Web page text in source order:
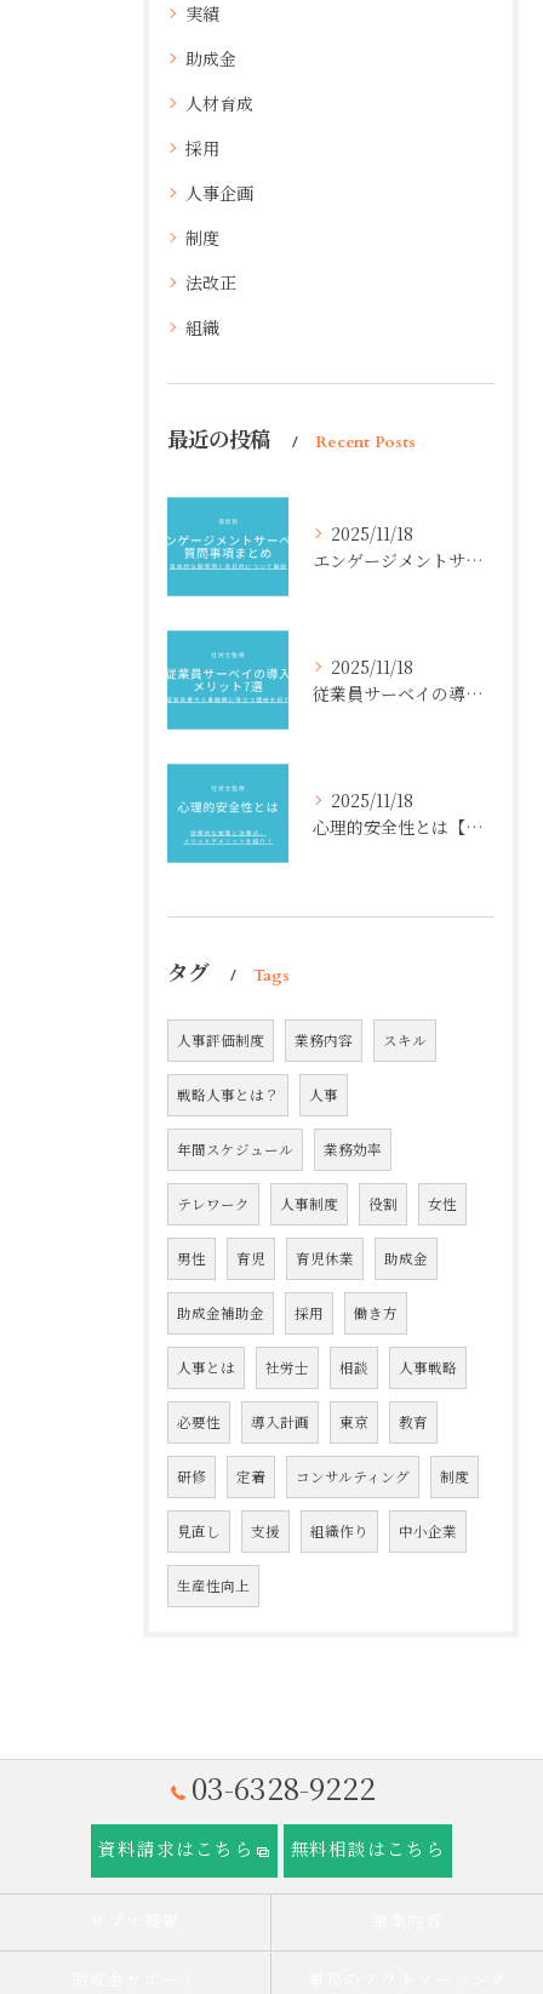
実績
助成金
人材育成
採用
人事企画
制度
法改正
組織
最近の投稿 Recent Posts
2025/11/18
エンゲージメントサーベイ質問事項まとめ【項目別】具体的な質問例と各目的について解説
2025/11/18
従業員サーベイの導入メリット7選【社労士監修】経営効果や人事戦略に役立つ理由を紹介
2025/11/18
心理的安全性とは【社労士監修】効果的な施策と注意点、メリットデメリットを紹介！
タグ Tags
人事評価制度 業務内容 スキル
戦略人事とは？ 人事
年間スケジュール 業務効率
テレワーク 人事制度 役割 女性
男性 育児 育児休業 助成金
助成金補助金 採用 働き方
人事とは 社労士 相談 人事戦略
必要性 導入計画 東京 教育
研修 定着 コンサルティング 制度
見直し 支援 組織作り 中小企業
生産性向上
03-6328-9222
資料請求はこちら 無料相談はこちら